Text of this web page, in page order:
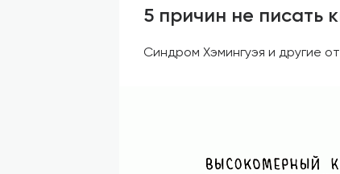
5 причин не писать
Синдром Хэмингуэя и другие